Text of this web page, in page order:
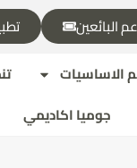
البائعين
الاساسيات
جوميا اكاديمي